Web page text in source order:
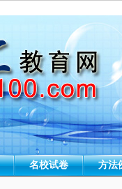
名校试卷 方法